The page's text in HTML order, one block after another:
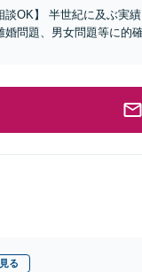
談OK】 半世紀に及ぶ実
問題、男女問題等に的
る